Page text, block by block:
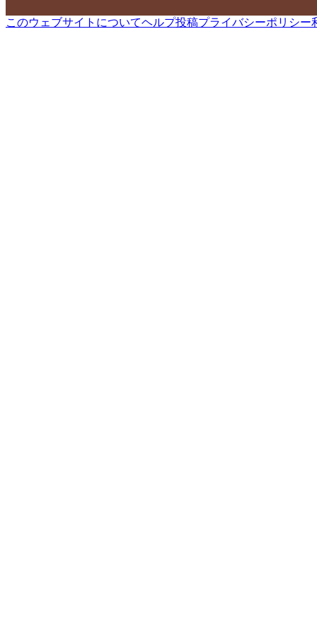
このウェブサイトについてヘルプ投稿プライバシーポリシー